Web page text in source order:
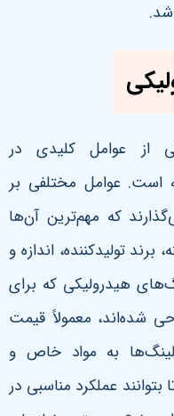
از عوامل کلیدی در
است. عوامل مختلفی بر
که مهم‌ترین آن‌ها
تولیدکننده، اندازه و
هیدرولیکی که برای
شده‌اند، معمولاً قیمت
به مواد خاص و
عملکرد مناسبی در